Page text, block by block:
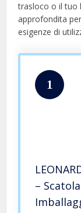
trasloco o il tuo
approfondita
esigenze di
1
–